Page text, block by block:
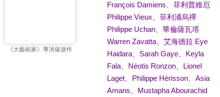
《大藝術家》導演催淚作
François Damiens
菲利普維厄
Philippe Vieux
菲利浦烏禪
Philippe Uchan、 華倫薩瓦塔
Warren Zavatta、 艾海德拉 Eye
Haidara、 Sarah Gaye、 Keyla
Fala、 Néotis Ronzon、 Lionel
Laget、 Philippe Hérisson、 Asia
Amans
Mustapha Abourachid